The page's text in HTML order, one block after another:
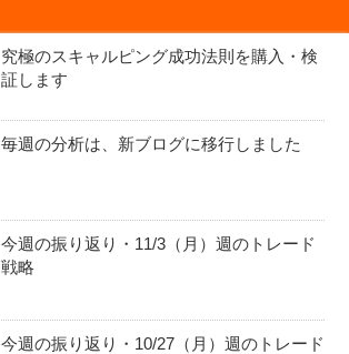
究極のスキャルピング成功法則を購入・検
証します
毎週の分析は、新ブログに移行しました
今週の振り返り・11/3（月）週のトレード
戦略
今週の振り返り・10/27（月）週のトレード